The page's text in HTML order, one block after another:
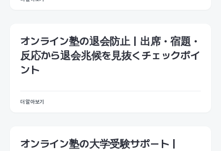
オンライン塾の退会防止｜出席・宿題・
反応から退会兆候を見抜くチェックポイ
ント
더 알아보기
オンライン塾の大学受験サポート｜